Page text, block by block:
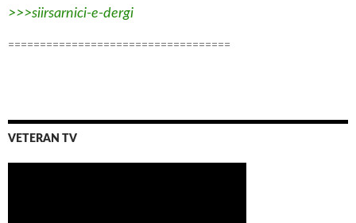
>>>siirsarnici-e-dergi
===================================
VETERAN TV